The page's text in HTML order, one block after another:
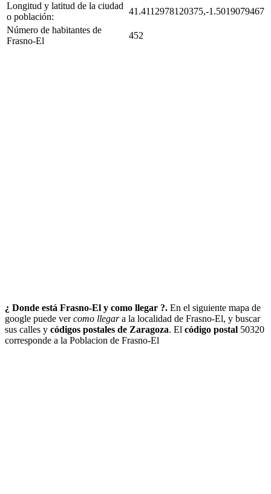
Longitud y latitud de la ciudad
o población:
41.4112978120375,-1.5019079467
Número de habitantes de
Frasno-El
452
¿ Donde está Frasno-El y como llegar ?. En el siguiente mapa de
google puede vercomo llegara la localidad de Frasno-El, y buscar
sus calles y códigos postales de Zaragoza. El código postal 50320
corresponde a la Poblacion de Frasno-El